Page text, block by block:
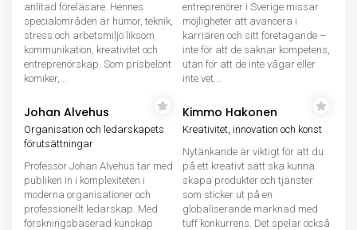
anlitad föreläsare. Hennes
specialområden är humor, teknik,
stress och arbetsmiljö liksom
kommunikation, kreativitet och
entreprenörskap. Som prisbelönt
komiker,...
entreprenörer i Sverige missar
möjligheter att avancera i
karriären och sitt företagande –
inte för att de saknar kompetens,
utan för att de inte vågar eller
inte vet...
Johan Alvehus
Organisation och ledarskapets
förutsättningar
Professor Johan Alvehus tar med
publiken in i komplexiteten i
moderna organisationer och
professionellt ledarskap. Med
forskningsbaserad kunskap
Kimmo Hakonen
Kreativitet, innovation och konst
Nytänkande är viktigt för att du
på ett kreativt sätt ska kunna
skapa produkter och tjänster
som sticker ut på en
globaliserande marknad med
tuff konkurrens. Det spelar också